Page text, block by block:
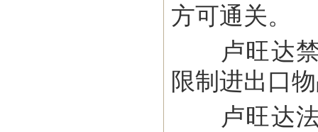
方可通关。
卢旺达禁
限制进出口
卢旺达法